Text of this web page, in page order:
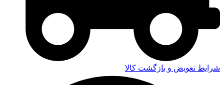
شرایط تعویض و بازگشت کالا